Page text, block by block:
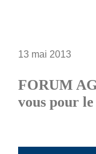
13 mai 2013
FORUM
vous pour